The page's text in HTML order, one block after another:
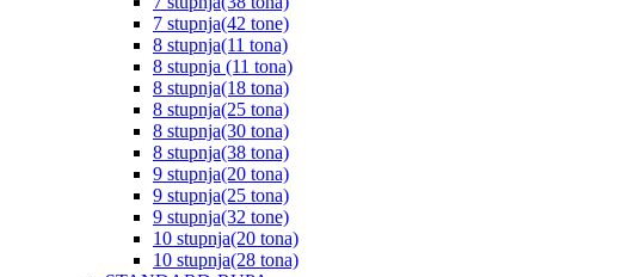
7 stupnja(42 tone)
8 stupnja(11 tona)
8 stupnja (11 tona)
8 stupnja(18 tona)
8 stupnja(25 tona)
8 stupnja(30 tona)
8 stupnja(38 tona)
9 stupnja(20 tona)
9 stupnja(25 tona)
9 stupnja(32 tone)
10 stupnja(20 tona)
10 stupnja(28 tona)